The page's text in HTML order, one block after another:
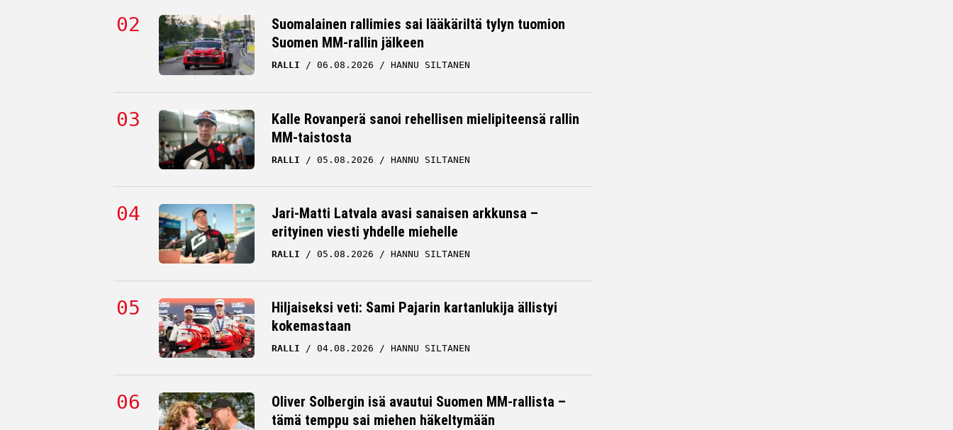
Sami Pajarille: ”Sitten olet kyllä
hävinnyt kaiken”
RIKU TAHKO
25.01.2026
Suomalainen rallimies sai lääkäriltä tylyn tuomion
Suomen MM-rallin jälkeen
RALLI 06.08.2026 HANNU SILTANEN
Kalle Rovanperä sanoi rehellisen mielipiteensä rallin
MM-taistosta
RALLI 05.08.2026 HANNU SILTANEN
Jari-Matti Latvala avasi sanaisen arkkunsa –
erityinen viesti yhdelle miehelle
RALLI 05.08.2026 HANNU SILTANEN
Hiljaiseksi veti: Sami Pajarin kartanlukija ällistyi
kokemastaan
RALLI 04.08.2026 HANNU SILTANEN
Oliver Solbergin isä avautui Suomen MM-rallista –
tämä temppu sai miehen häkeltymään